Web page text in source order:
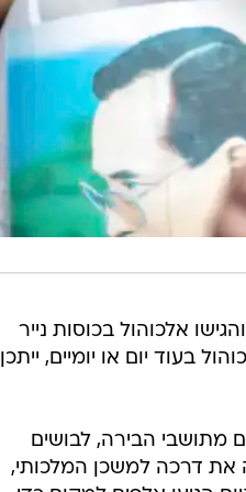
אלכוהול בכוסות נייר
בעוד יום או יומיים, ייתכן
מתושבי הבירה, לבושים
דרכה למשכן המלכותי,